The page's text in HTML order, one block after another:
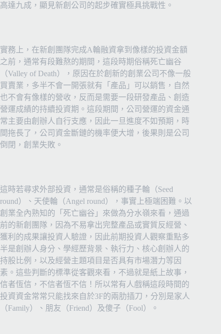
高達九成，顯見新創公司的起步確實極具挑戰性。
實務上，在新創團隊完成A輪融資拿到像樣的投資金額
之前，通常有段難熬的期間，這段時期俗稱死亡幽谷
（Valley of Death），原因在於創新的創業公司不像一般
買賣業，多半不會一開張就有「產品」可以銷售，自然
也不會有像樣的營收，反而是需要一段研發產品、創造
營運成績的持續投資期。這段期間，公司營運的資金通
常主要由創辦人自行支應，因此一旦進度不如預期，時
間拖長了，公司資金斷鏈的機率便大增，後果則是公司
倒閉，創業失敗。
這時若尋求外部投資，通常是俗稱的種子輪（Seed
round）、天使輪（Angel round），事實上極端困難。以
創業全內熟知的「死亡幽谷」來做為分水嶺來看，通過
前的新創團隊，因為不易拿出完整產品或實質反經營、
獲利的成果讓投資人驗證，因此前期投資人觀察重點多
半是創辦人身分、學經歷背景、執行力、核心創辦人的
持股比例，以及經營主題項目是否具有市場潛力等因
素。這些判斷的標準從客觀來看，不過就是紙上故事，
信者恆信，不信者恆不信！所以常有人戲稱這段時間的
投資資金常常只能找來自於3F的兩肋插刀，分別是家人
（Family）、朋友（Friend）及傻子（Fool）。